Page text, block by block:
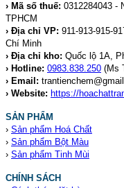
› Mã số thuế: 0312284043 -
TPHCM
› Địa chỉ VP: 911-913-915-
Chí Minh
› Địa chỉ kho: Quốc lộ 1A,
› Hotline: 0983.838.250 (Ms
› Email:
› Website: https://
SẢN PHẨM
› Sản phẩm Hoá Chất
› Sản phẩm Bột Màu
› Sản phẩm Tinh Mùi
CHÍNH SÁCH